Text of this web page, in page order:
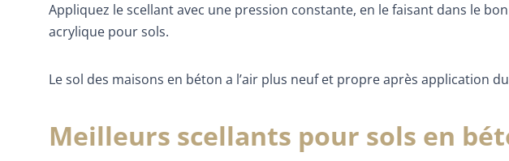
Appliquez le scellant avec une pression constante, en le faisant dans le
acrylique pour sols.
Le sol des maisons en béton a l’air plus neuf et propre après application
Meilleurs scellants pour sols en